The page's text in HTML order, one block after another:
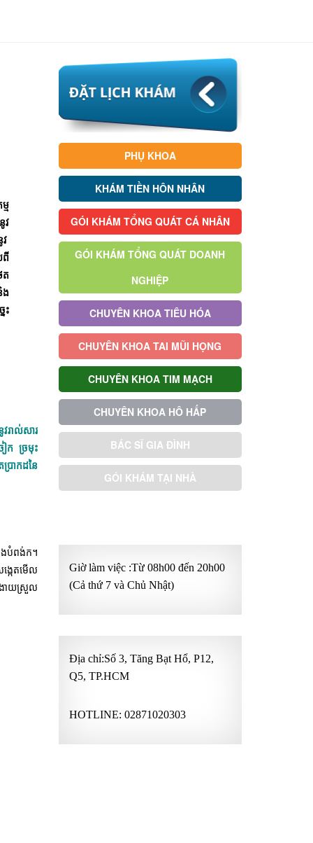
ម
វ
វ
ពី
ត
ង
ះ
រាល់សារ
ក ច្រមុះ
ប្រាកដនៃ
ងបំពង់ក។
កេតមើល
ងាយស្រួល
PHỤ KHOA
KHÁM TIỀN HÔN NHÂN
GÓI KHÁM TỔNG QUÁT CÁ NHÂN
GÓI KHÁM TỔNG QUÁT DOANH
NGHIỆP
CHUYÊN KHOA TIÊU HÓA
CHUYÊN KHOA TAI MŨI HỌNG
CHUYÊN KHOA TIM MẠCH
CHUYÊN KHOA HÔ HẤP
BÁC SĨ GIA ĐÌNH
GÓI KHÁM TẠI NHÀ
Giờ làm việc :Từ 08h00 đến 20h00
(Cả thứ 7 và Chủ Nhật)
Địa chỉ:Số 3, Tăng Bạt Hổ, P12,
Q5, TP.HCM
HOTLINE: 02871020303